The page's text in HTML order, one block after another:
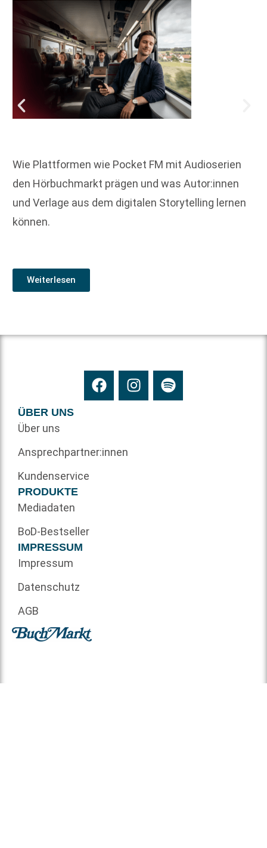
Wie Plattformen wie Pocket FM mit Audioserien
den Hörbuchmarkt prägen und was Autor:innen
und Verlage aus dem digitalen Storytelling lernen
können.
Weiterlesen
ÜBER UNS
Über uns
Ansprechpartner:innen
Kundenservice
PRODUKTE
Mediadaten
BoD-Bestseller
IMPRESSUM
Impressum
Datenschutz
AGB